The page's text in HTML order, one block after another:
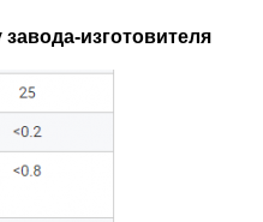
изготовителя